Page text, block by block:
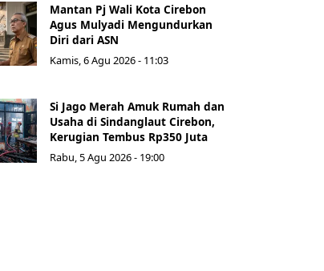
Mantan Pj Wali Kota Cirebon
Agus Mulyadi Mengundurkan
Diri dari ASN
Kamis, 6 Agu 2026 - 11:03
Si Jago Merah Amuk Rumah dan
Usaha di Sindanglaut Cirebon,
Kerugian Tembus Rp350 Juta
Rabu, 5 Agu 2026 - 19:00